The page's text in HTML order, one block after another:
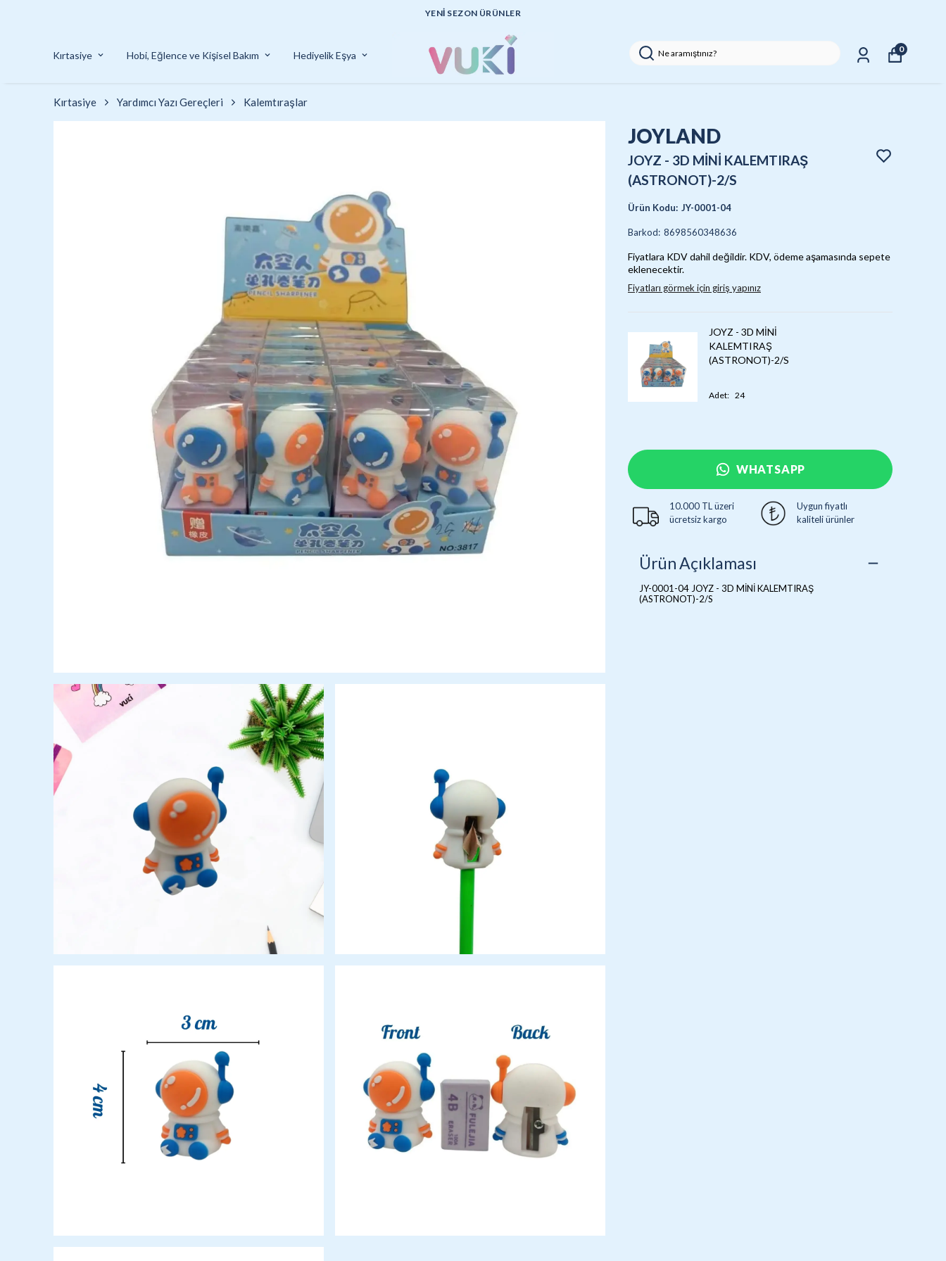
YENI SEZON ÜRÜNLER
Kırtasiye Hobi, Eğlence ve Kişisel Bakım Hediyelik Eşya
0
Kırtasiye Yardımcı Yazı Gereçleri Kalemtıraşlar
JOYLAND
JOYZ - 3D MİNİ KALEMTIRAŞ
(ASTRONOT)-2/S
Ürün Kodu: JY-0001-04
Barkod: 8698560348636
Fiyatlara KDV dahil değildir. KDV, ödeme aşamasında sepete
eklenecektir.
Fiyatları görmek için giriş yapınız
JOYZ - 3D MİNİ
KALEMTIRAŞ
(ASTRONOT)-2/S
Adet: 24
WHATSAPP
10.000 TL üzeri
ücretsiz kargo
Uygun fiyatlı
kaliteli ürünler
Ürün Açıklaması
JY-0001-04 JOYZ - 3D MİNİ KALEMTIRAŞ
(ASTRONOT)-2/S